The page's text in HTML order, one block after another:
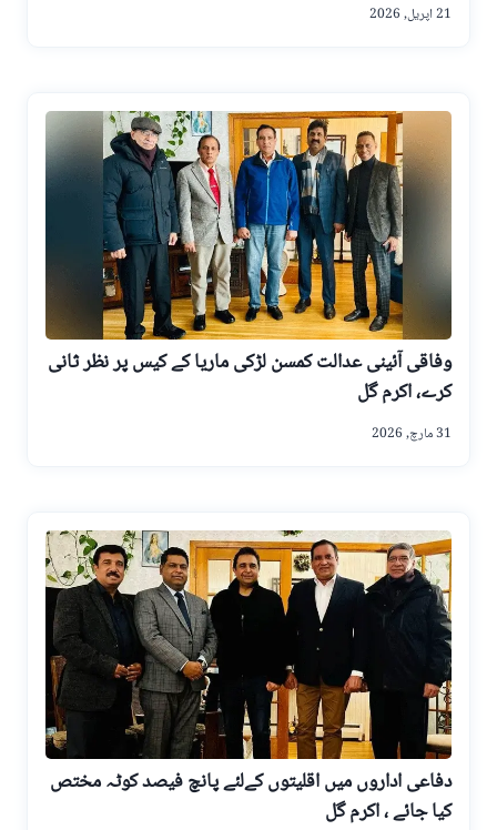
21 اپریل, 2026
وفاقی آئینی عدالت کمسن لڑکی ماریا کے کیس پر نظر ثانی
کرے، اکرم گل
31 مارچ, 2026
دفاعی اداروں میں اقلیتوں کےلئے پانچ فیصد کوٹہ مختص
کیا جائے ، اکرم گل